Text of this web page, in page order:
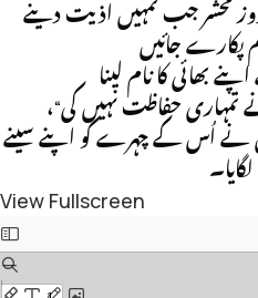
محشر جب تمہیں اذیت دینے
پکارے جائیں
بھائی کا نام لینا
تمہاری حفاظت نہیں کی“،
نے اُس کے چہرے کو اپنے سینے
View Fullscreen